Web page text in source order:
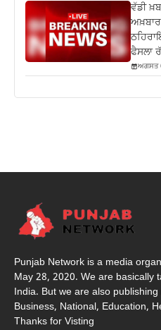
ਵੱਡੀ
ਫੈਸਲਾ
ਅਗਸਤ
Punjab Network is a media
May 28, 2020. We are basically
India. But we are also
Business, National, Education,
Thanks for Visting